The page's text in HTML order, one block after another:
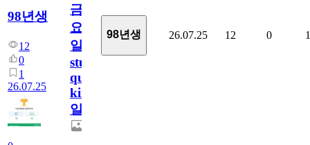
98년생
12
0
1
26.07.25
금
요
일/English
study
quiz
king766
일
98년생 26.07.25 12 0 1